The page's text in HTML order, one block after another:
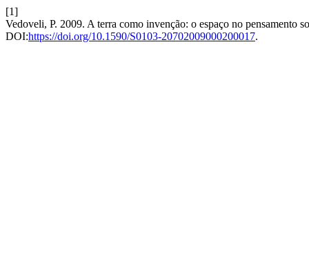
[1]
Vedoveli, P. 2009. A terra como invenção: o espaço no pensamento
DOI:https://doi.org/10.1590/S0103-20702009000200017.